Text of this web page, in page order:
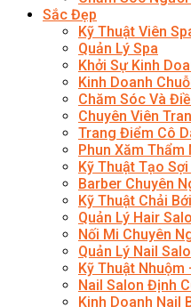
Sắc Đẹp
Kỹ Thuật Viên
Quản Lý Spa
Khởi Sự Kinh
Kinh Doanh
Chăm Sóc Và
Chuyên Viên
Trang Điểm Cô
Phun Xăm Thẩm
Kỹ Thuật Tạo
Barber Chuyên
Kỹ Thuật Chải
Quản Lý Hair
Nối Mi Chuyên
Quản Lý Nail
Kỹ Thuật Nhuộm
Nail Salon Định
Kinh Doanh Nail